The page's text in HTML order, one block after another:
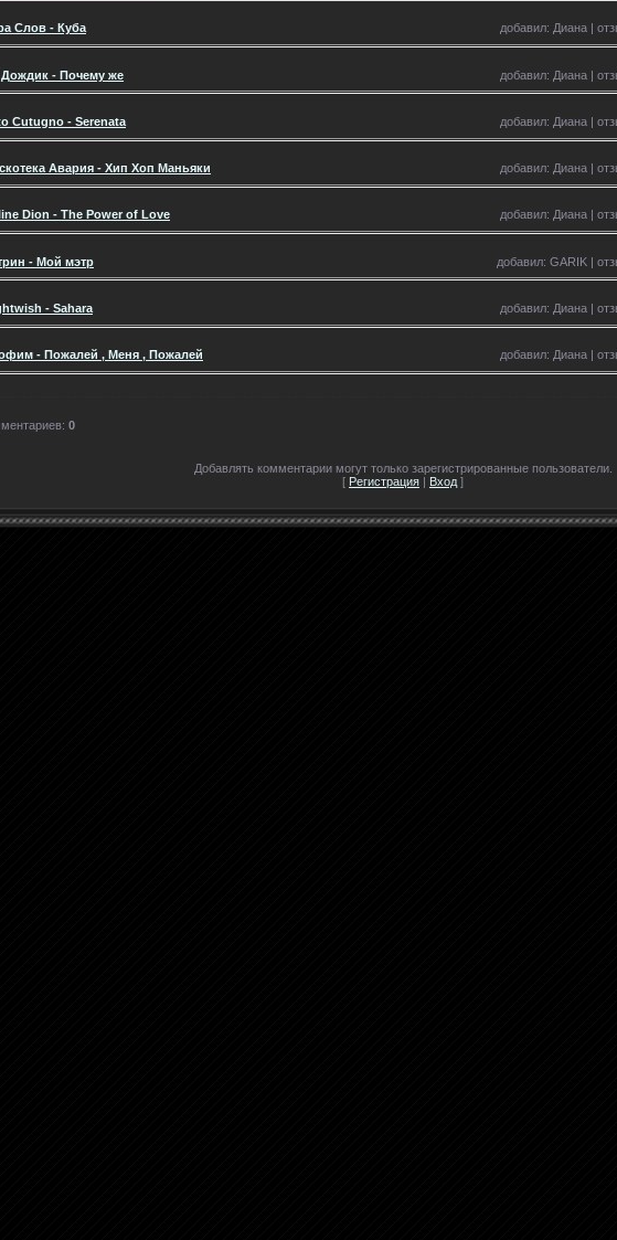
Слов - Куба добавил: Диана |
Дождик - Почему же добавил: Диана |
Cutugno - Serenata добавил: Диана |
Авария - Хип Хоп Маньяки добавил: Диана |
Dion - The Power of Love добавил: Диана |
- Мой мэтр добавил: GARIK |
- Sahara добавил: Диана |
- Пожалей , Меня , Пожалей добавил: Диана |
: 0
Добавлять комментарии могут только зарегистрированные пользователи.
[ Регистрация | Вход ]